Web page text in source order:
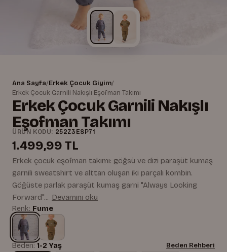
Ana Sayfa/Erkek Çocuk Giyim/
Erkek Çocuk Garnili Nakışlı Eşofman Takımı
Erkek Çocuk Garnili Nakışlı
Eşofman Takımı
ÜRÜN KODU: 252Z3ESP71
1.499,99 TL
Erkek çocuk eşofman takımı: göğsü ve dizi paraşüt kumaş
garnili sweatshirt ve alttan oluşan iki parçalı kombin.
Göğüste parlak paraşüt kumaş garni "Always Looking
Forward"... Devamını oku
Renk: Fume
Beden: 1-2 Yaş Beden Rehberi